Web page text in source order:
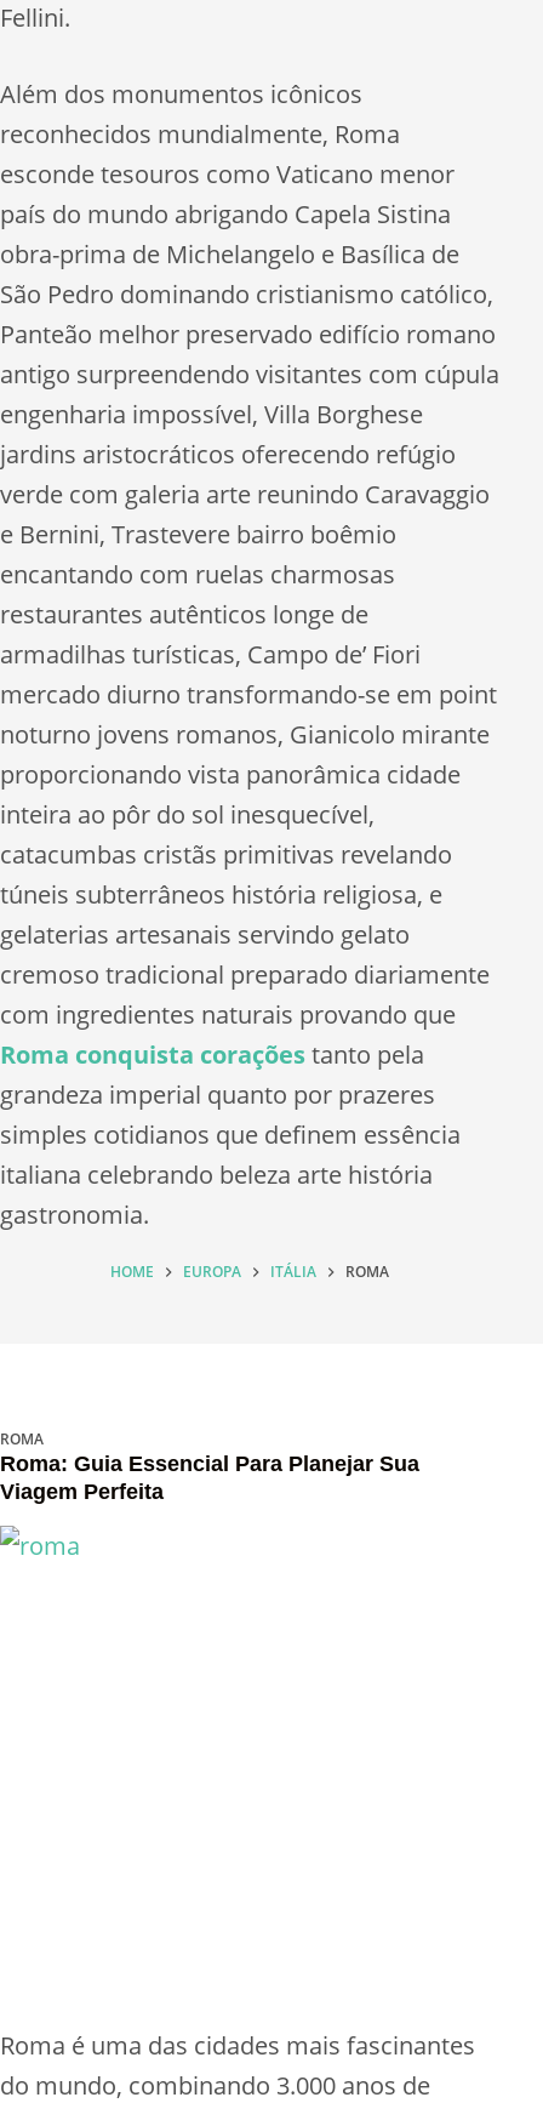
Fellini.
Além dos monumentos icônicos
reconhecidos mundialmente, Roma
esconde tesouros como Vaticano menor
país do mundo abrigando Capela Sistina
obra-prima de Michelangelo e Basílica de
São Pedro dominando cristianismo católico,
Panteão melhor preservado edifício romano
antigo surpreendendo visitantes com cúpula
engenharia impossível, Villa Borghese
jardins aristocráticos oferecendo refúgio
verde com galeria arte reunindo Caravaggio
e Bernini, Trastevere bairro boêmio
encantando com ruelas charmosas
restaurantes autênticos longe de
armadilhas turísticas, Campo de’ Fiori
mercado diurno transformando-se em point
noturno jovens romanos, Gianicolo mirante
proporcionando vista panorâmica cidade
inteira ao pôr do sol inesquecível,
catacumbas cristãs primitivas revelando
túneis subterrâneos história religiosa, e
gelaterias artesanais servindo gelato
cremoso tradicional preparado diariamente
com ingredientes naturais provando que
Roma conquista coraçõestanto pela
grandeza imperial quanto por prazeres
simples cotidianos que definem essência
italiana celebrando beleza arte história
gastronomia.
HOME EUROPA ITÁLIA ROMA
ROMA
Roma: Guia Essencial Para Planejar Sua
Viagem Perfeita
Roma é uma das cidades mais fascinantes
do mundo, combinando 3.000 anos de